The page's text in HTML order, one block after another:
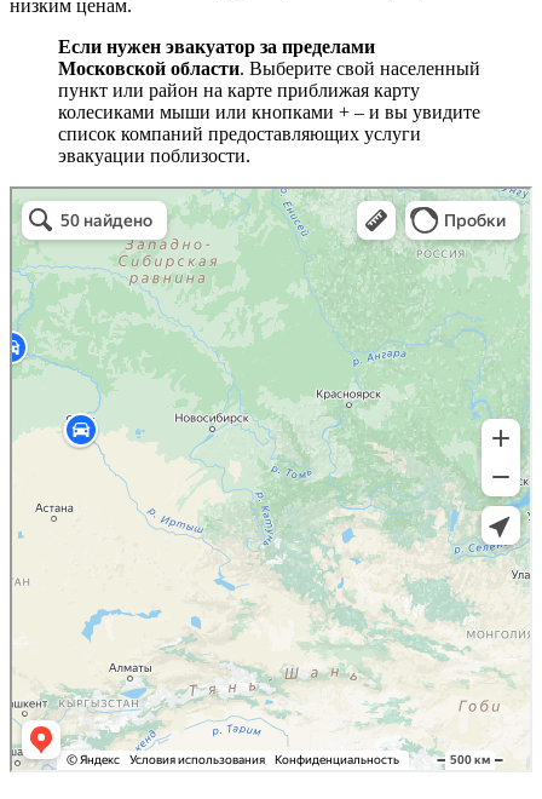
низким ценам.
Если нужен эвакуатор за пределами
Московской области. Выберите свой населенный
пункт или район на карте приближая карту
колесиками мыши или кнопками + – и вы увидите
список компаний предоставляющих услуги
эвакуации поблизости.
эвакуаторы на карте
Волоколамск